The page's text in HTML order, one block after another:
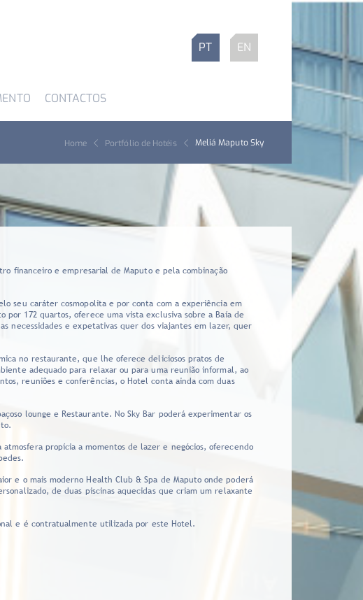
PT EN
CONTACTOS
Home Portfólio de Hotéis Meliá Maputo Sky
financeiro e empresarial de Maputo e pela combinação
seu caráter cosmopolita e por conta com a experiência em
por 172 quartos, oferece uma vista exclusiva sobre a Baía de
necessidades e expetativas quer dos viajantes em lazer, quer
no restaurante, que lhe oferece deliciosos pratos de
adequado para relaxar ou para uma reunião informal, ao
reuniões e conferências, o Hotel conta ainda com duas
lounge e Restaurante. No Sky Bar poderá experimentar os
propícia a momentos de lazer e negócios, oferecendo
e o mais moderno Health Club & Spa de Maputo onde poderá
de duas piscinas aquecidas que criam um relaxante
e é contratualmente utilizada por este Hotel.